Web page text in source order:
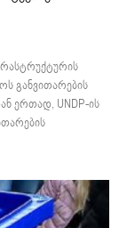
განვითარების
ერთად, UNDP-ის